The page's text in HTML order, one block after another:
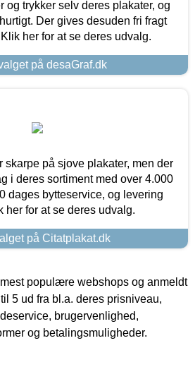
og trykker selv deres plakater, og
Der gives desuden fri fragt
her for at se deres udvalg.
på desaGraf.dk
på sjove plakater, men der
i deres sortiment med over 4.000
dages bytteservice, og levering
her for at se deres udvalg.
på Citatplakat.dk
populære webshops og anmeldt
5 ud fra bl.a. deres prisniveau,
brugervenlighed,
og betalingsmuligheder.